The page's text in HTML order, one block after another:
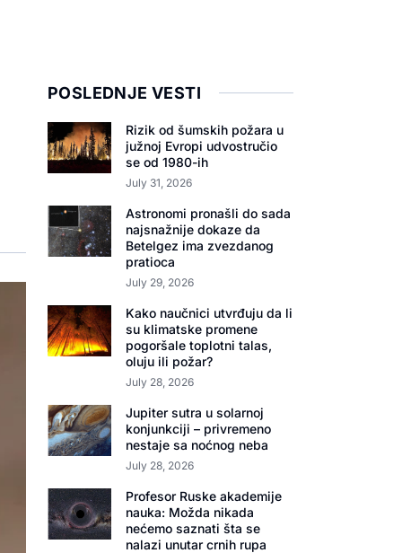
POSLEDNJE VESTI
Rizik od šumskih požara u
južnoj Evropi udvostručio
se od 1980-ih
July 31, 2026
Astronomi pronašli do sada
najsnažnije dokaze da
Betelgez ima zvezdanog
pratioca
July 29, 2026
Kako naučnici utvrđuju da li
su klimatske promene
pogoršale toplotni talas,
oluju ili požar?
July 28, 2026
Jupiter sutra u solarnoj
konjunkciji – privremeno
nestaje sa noćnog neba
July 28, 2026
Profesor Ruske akademije
nauka: Možda nikada
nećemo saznati šta se
nalazi unutar crnih rupa